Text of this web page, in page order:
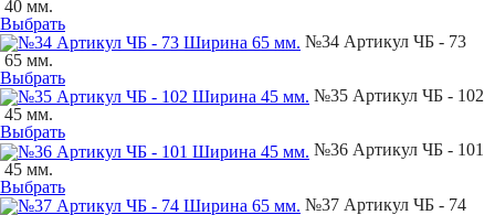
40 мм.
Выбрать
№34 Артикул ЧБ - 73
65 мм.
Выбрать
№35 Артикул ЧБ - 102
45 мм.
Выбрать
№36 Артикул ЧБ - 101
45 мм.
Выбрать
№37 Артикул ЧБ - 74